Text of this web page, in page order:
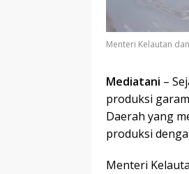
Menteri Kelautan
Mediatani –
produksi
Daerah yang
produksi
Menteri